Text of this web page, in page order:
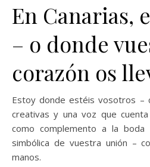
En Canarias,
– o donde
corazón os
Estoy donde estéis vosotros –
creativas y una voz que
como complemento a la boda
simbólica de vuestra unión –
manos.